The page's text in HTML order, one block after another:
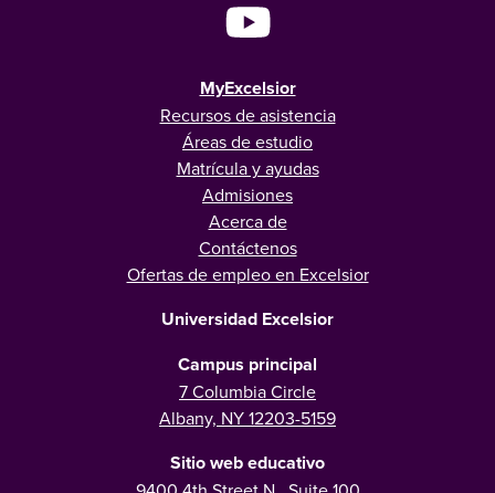
MyExcelsior
Recursos de asistencia
Áreas de estudio
Matrícula y ayudas
Admisiones
Acerca de
Contáctenos
Ofertas de empleo en Excelsior
Universidad Excelsior
Campus principal
7 Columbia Circle
Albany, NY 12203-5159
Sitio web educativo